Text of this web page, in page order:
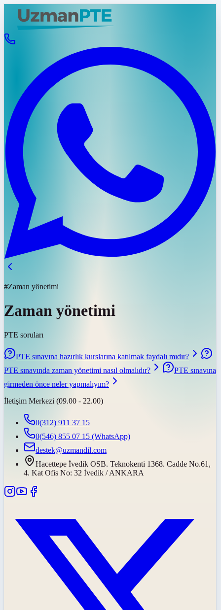
#Zaman yönetimi
Zaman yönetimi
PTE soruları
PTE sınavına hazırlık kurslarına katılmak faydalı mıdır?
PTE sınavında zaman yönetimi nasıl olmalıdır?
PTE sınavına
girmeden önce neler yapmalıyım?
İletişim Merkezi (09.00 - 22.00)
0(312) 911 37 15
0(546) 855 07 15 (WhatsApp)
destek@uzmandil.com
Hacettepe İvedik OSB. Teknokenti 1368. Cadde No.61,
4. Kat Ofis No: 32 İvedik / ANKARA